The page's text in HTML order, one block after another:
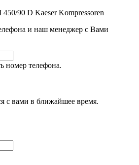
90 D Kaeser Kompressoren
и наш менеджер с Вами
номер телефона.
с вами в ближайшее время.